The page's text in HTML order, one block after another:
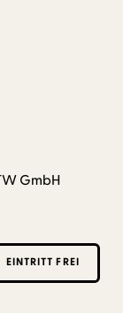
GmbH
EINTRITT FREI